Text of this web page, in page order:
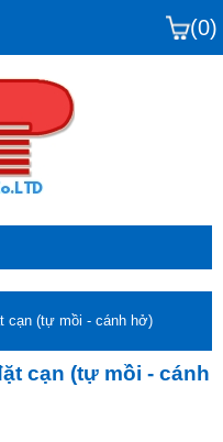
(0)
cạn (tự mồi - cánh hở)
cạn (tự mồi - cánh